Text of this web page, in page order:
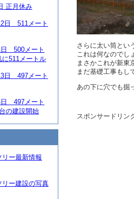
さらに太い筒とい
これは何なのでし
まさかこれが新東
まだ基礎工事もし
あの下に穴でも掘
スポンサードリン
正月休み
日 511メート
日 500メート
に511メートル
日 497メート
日 497メート
の建設開始
ー最新情報
リー建設の写真